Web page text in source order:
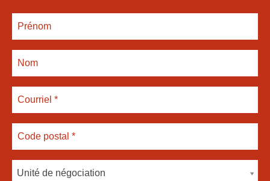
Unité de négociation